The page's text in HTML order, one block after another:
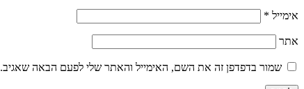
אימייל *
אתר
שמור בדפדפן זה את השם, האימייל והאתר שלי לפעם הבאה שאגיב.